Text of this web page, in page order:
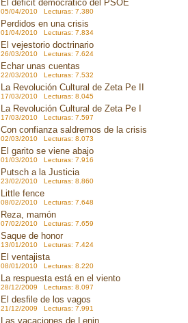
El déficit democrático del PSOE
05/04/2010 Lecturas: 7.380
Perdidos en una crisis
01/04/2010 Lecturas: 7.834
El vejestorio doctrinario
26/03/2010 Lecturas: 7.624
Echar unas cuentas
22/03/2010 Lecturas: 7.532
La Revolución Cultural de Zeta Pe II
17/03/2010 Lecturas: 8.045
La Revolución Cultural de Zeta Pe I
17/03/2010 Lecturas: 7.597
Con confianza saldremos de la crisis
02/03/2010 Lecturas: 8.073
El garito se viene abajo
01/03/2010 Lecturas: 7.916
Putsch a la Justicia
23/02/2010 Lecturas: 8.860
Little fence
08/02/2010 Lecturas: 7.648
Reza, mamón
07/02/2010 Lecturas: 7.659
Saque de honor
13/01/2010 Lecturas: 7.424
El ventajista
08/01/2010 Lecturas: 8.220
La respuesta está en el viento
28/12/2009 Lecturas: 8.097
El desfile de los vagos
21/12/2009 Lecturas: 7.991
Las vacaciones de Lenin